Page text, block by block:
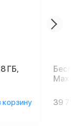
ГБ,
корзину
Max
39